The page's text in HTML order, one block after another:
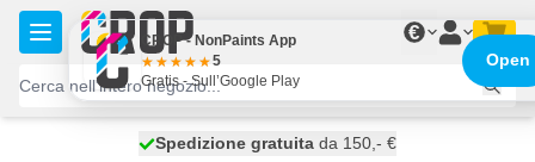
Salta al contenuto
€
spedito domani
Spedizione gratuita da 150,- €
100 giorni
CROP - NonPaints App
5
Gratis - Sull’Google Play
Open